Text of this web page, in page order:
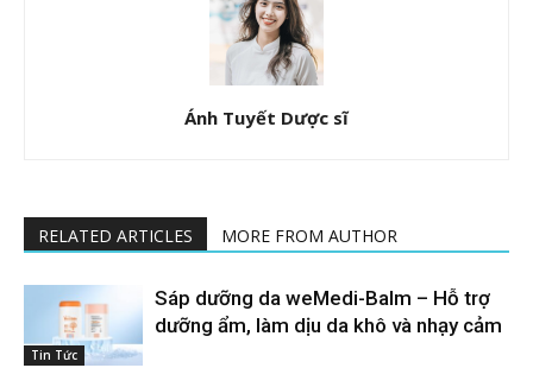
Ánh Tuyết Dược sĩ
RELATED ARTICLES MORE FROM AUTHOR
Tin Tức
Sáp dưỡng da weMedi-Balm – Hỗ trợ
dưỡng ẩm, làm dịu da khô và nhạy cảm